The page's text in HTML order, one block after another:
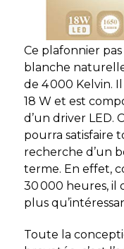
Ce plafonnier
blanche
de 4 000 Kelvin.
18 W et est
d’un driver LED.
pourra satisfaire
recherche d’un
terme. En effet,
30 000 heures,
plus
Toute la